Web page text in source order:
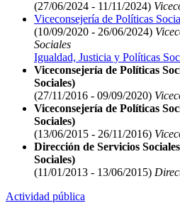
(27/06/2024 - 11/11/2024)
Viceconsejería de Políticas
(10/09/2020 - 26/06/2024)
Sociales
Igualdad, Justicia y Políticas
Viceconsejería de Políticas
Sociales)
(27/11/2016 - 09/09/2020)
Viceconsejería de Políticas
Sociales)
(13/06/2015 - 26/11/2016)
Dirección de Servicios
Sociales)
(11/01/2013 - 13/06/2015)
Actividad pública